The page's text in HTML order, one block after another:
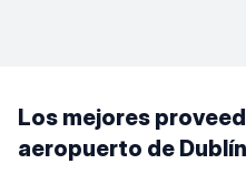
Los mejores
aeropuerto de Dublín